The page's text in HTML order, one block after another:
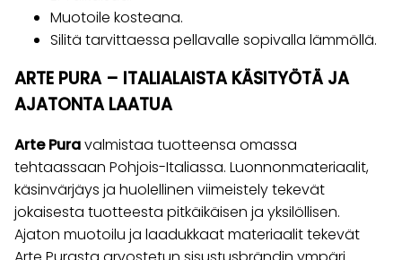
Muotoile kosteana.
Silitä tarvittaessa pellavalle sopivalla lämmöllä.
ARTE PURA – ITALIALAISTA KÄSITYÖTÄ JA
AJATONTA LAATUA
Arte Puravalmistaa tuotteensa omassa
tehtaassaan Pohjois-Italiassa. Luonnonmateriaalit,
käsinvärjäys ja huolellinen viimeistely tekevät
jokaisesta tuotteesta pitkäikäisen ja yksilöllisen.
Ajaton muotoilu ja laadukkaat materiaalit tekevät